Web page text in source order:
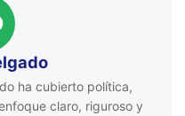
ha cubierto política,
claro, riguroso y